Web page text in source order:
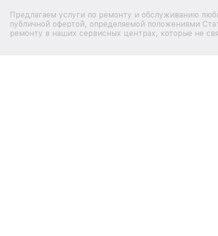
Предлагаем услуги по ремонту и обслуживанию
публичной офертой, определяемой положениями
ремонту в наших сервисных центрах, которые не